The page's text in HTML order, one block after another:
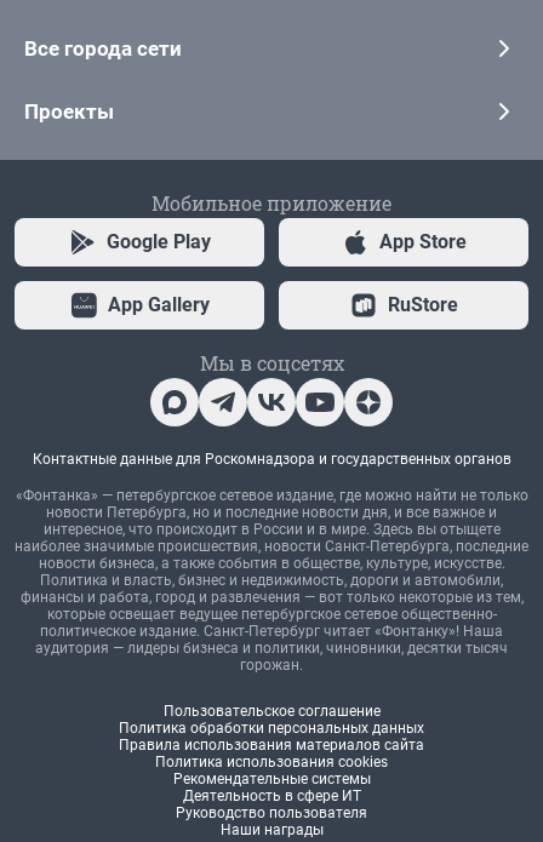
Все города сети
Проекты
Мобильное приложение
Google Play App Store
App Gallery RuStore
Мы в соцсетях
Контактные данные для Роскомнадзора и государственных органов
«Фонтанка» — петербургское сетевое издание, где можно найти не только
новости Петербурга, но и последние новости дня, и все важное и
интересное, что происходит в России и в мире. Здесь вы отыщете
наиболее значимые происшествия, новости Санкт-Петербурга, последние
новости бизнеса, а также события в обществе, культуре, искусстве.
Политика и власть, бизнес и недвижимость, дороги и автомобили,
финансы и работа, город и развлечения — вот только некоторые из тем,
которые освещает ведущее петербургское сетевое общественно-
политическое издание. Санкт-Петербург читает «Фонтанку»! Наша
аудитория — лидеры бизнеса и политики, чиновники, десятки тысяч
горожан.
Пользовательское соглашение
Политика обработки персональных данных
Правила использования материалов сайта
Политика использования cookies
Рекомендательные системы
Деятельность в сфере ИТ
Руководство пользователя
Наши награды